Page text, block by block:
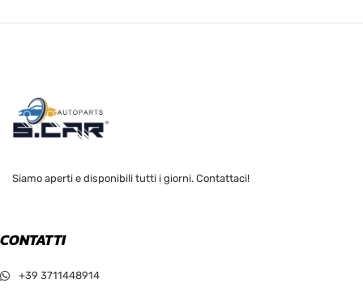
Siamo aperti e disponibili tutti i giorni. Contattaci!
CONTATTI
+39 3711448914